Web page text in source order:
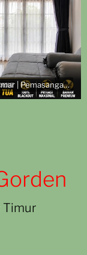
Gorden Blackout Abu Tua Premium untuk Kamar | Pemasangan di Komplek TNI AL
Timur